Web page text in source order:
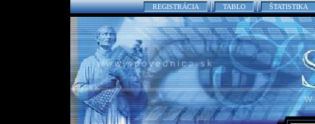
REGISTRÁCIA TABLO ŠTATISTIKA